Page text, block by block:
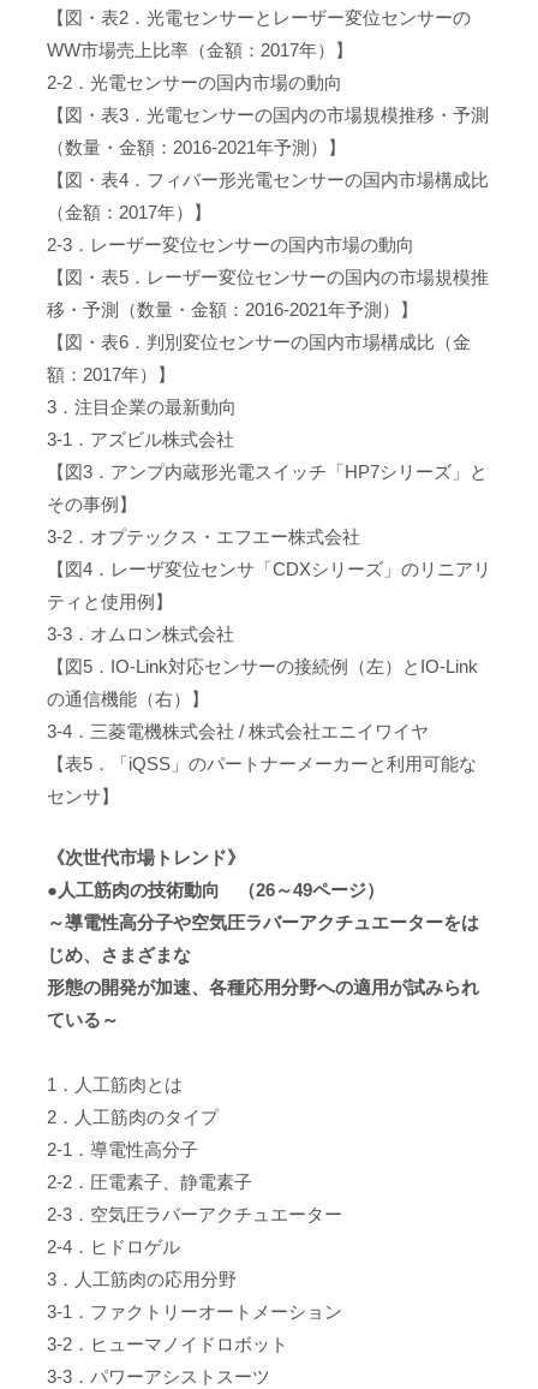
【図・表2．光電センサーとレーザー変位センサーの
WW市場売上比率（金額：2017年）】
2-2．光電センサーの国内市場の動向
【図・表3．光電センサーの国内の市場規模推移・予測
（数量・金額：2016-2021年予測）】
【図・表4．フィバー形光電センサーの国内市場構成比
（金額：2017年）】
2-3．レーザー変位センサーの国内市場の動向
【図・表5．レーザー変位センサーの国内の市場規模推
移・予測（数量・金額：2016-2021年予測）】
【図・表6．判別変位センサーの国内市場構成比（金
額：2017年）】
3．注目企業の最新動向
3-1．アズビル株式会社
【図3．アンプ内蔵形光電スイッチ「HP7シリーズ」と
その事例】
3-2．オプテックス・エフエー株式会社
【図4．レーザ変位センサ「CDXシリーズ」のリニアリ
ティと使用例】
3-3．オムロン株式会社
【図5．IO-Link対応センサーの接続例（左）とIO-Link
の通信機能（右）】
3-4．三菱電機株式会社 / 株式会社エニイワイヤ
【表5．「iQSS」のパートナーメーカーと利用可能な
センサ】
《次世代市場トレンド》
●人工筋肉の技術動向 （26～49ページ）
～導電性高分子や空気圧ラバーアクチュエーターをは
じめ、さまざまな
形態の開発が加速、各種応用分野への適用が試みられ
ている～
1．人工筋肉とは
2．人工筋肉のタイプ
2-1．導電性高分子
2-2．圧電素子、静電素子
2-3．空気圧ラバーアクチュエーター
2-4．ヒドロゲル
3．人工筋肉の応用分野
3-1．ファクトリーオートメーション
3-2．ヒューマノイドロボット
3-3．パワーアシストスーツ